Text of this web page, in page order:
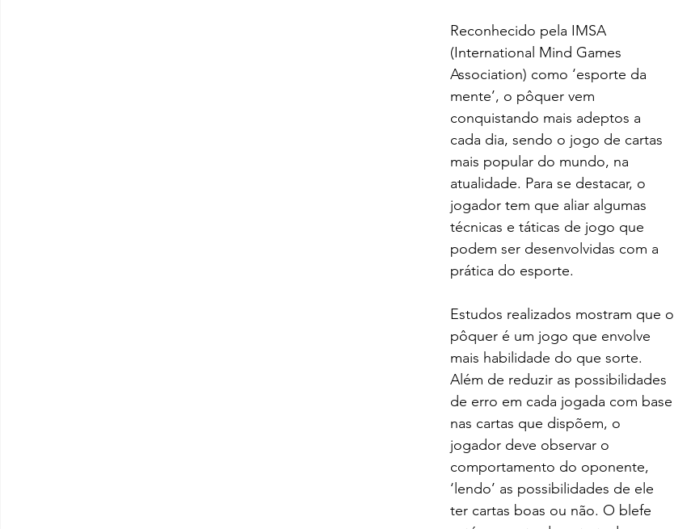
Reconhecido pela IMSA
(International Mind Games
Association) como ‘esporte da
mente’, o pôquer vem
conquistando mais adeptos a
cada dia, sendo o jogo de cartas
mais popular do mundo, na
atualidade. Para se destacar, o
jogador tem que aliar algumas
técnicas e táticas de jogo que
podem ser desenvolvidas com a
prática do esporte.
Estudos realizados mostram que o
pôquer é um jogo que envolve
mais habilidade do que sorte.
Além de reduzir as possibilidades
de erro em cada jogada com base
nas cartas que dispõem, o
jogador deve observar o
comportamento do oponente,
‘lendo’ as possibilidades de ele
ter cartas boas ou não. O blefe